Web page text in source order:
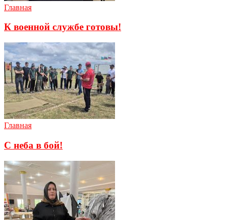
Главная
К военной службе готовы!
Главная
С неба в бой!